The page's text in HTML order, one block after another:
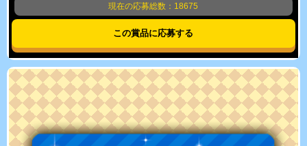
現在の応募総数：18675
この賞品に応募する